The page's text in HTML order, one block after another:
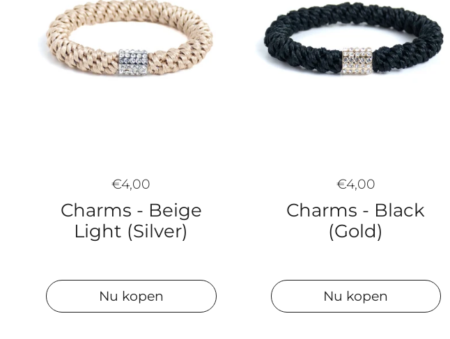
€4,00
Charms - Beige
Light (Silver)
Nu kopen
€4,00
Charms - Black
(Gold)
Nu kopen